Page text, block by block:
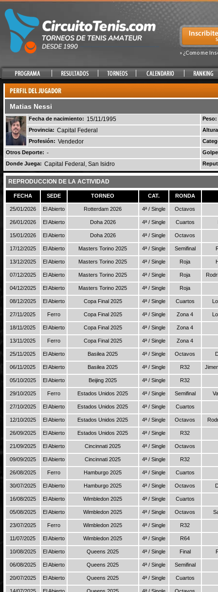
» ¿Como me
Matias Nessi
Fecha de nacimiento: 15/11/1995
Peso:
Provincia: Capital Federal
Profesión: Vendedor
Otros Deporte: -
Donde Juega: Capital Federal, San Isidro
REPRODUCCION DE LA ACTIVIDAD
FECHA SEDE TORNEO CAT. RONDA
25/01/2026 El Abierto Rotterdam 2026 4ª / Single Octavos
26/01/2026 El Abierto Doha 2026 4ª / Single Cuartos
15/01/2026 El Abierto Doha 2026 4ª / Single Octavos
17/12/2025 El Abierto Masters Torino 2025 4ª / Single Semifinal
13/12/2025 El Abierto Masters Torino 2025 4ª / Single Roja
07/12/2025 El Abierto Masters Torino 2025 4ª / Single Roja
04/12/2025 El Abierto Masters Torino 2025 4ª / Single Roja
08/12/2025 El Abierto Copa Final 2025 4ª / Single Cuartos
27/11/2025 Ferro Copa Final 2025 4ª / Single Zona 4
18/11/2025 El Abierto Copa Final 2025 4ª / Single Zona 4
13/11/2025 Ferro Copa Final 2025 4ª / Single Zona 4
25/11/2025 El Abierto Basilea 2025 4ª / Single Octavos
06/11/2025 El Abierto Basilea 2025 4ª / Single R32
05/10/2025 El Abierto Beijing 2025 4ª / Single R32
29/10/2025 Ferro Estados Unidos 2025 4ª / Single Semifinal
27/10/2025 El Abierto Estados Unidos 2025 4ª / Single Cuartos
12/10/2025 El Abierto Estados Unidos 2025 4ª / Single Octavos
26/09/2025 El Abierto Estados Unidos 2025 4ª / Single R32
21/09/2025 El Abierto Cincinnati 2025 4ª / Single Octavos
09/09/2025 El Abierto Cincinnati 2025 4ª / Single R32
26/08/2025 Ferro Hamburgo 2025 4ª / Single Cuartos
30/07/2025 El Abierto Hamburgo 2025 4ª / Single Octavos
16/08/2025 El Abierto Wimbledon 2025 4ª / Single Cuartos
05/08/2025 El Abierto Wimbledon 2025 4ª / Single Octavos
23/07/2025 Ferro Wimbledon 2025 4ª / Single R32
11/07/2025 El Abierto Wimbledon 2025 4ª / Single R64
10/08/2025 El Abierto Queens 2025 4ª / Single Final
06/08/2025 El Abierto Queens 2025 4ª / Single Semifinal
20/07/2025 El Abierto Queens 2025 4ª / Single Cuartos